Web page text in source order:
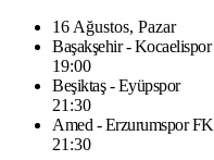
16 Ağustos, Pazar
Başakşehir - Kocaelispor
19:00
Beşiktaş - Eyüpspor
21:30
Amed - Erzurumspor FK
21:30